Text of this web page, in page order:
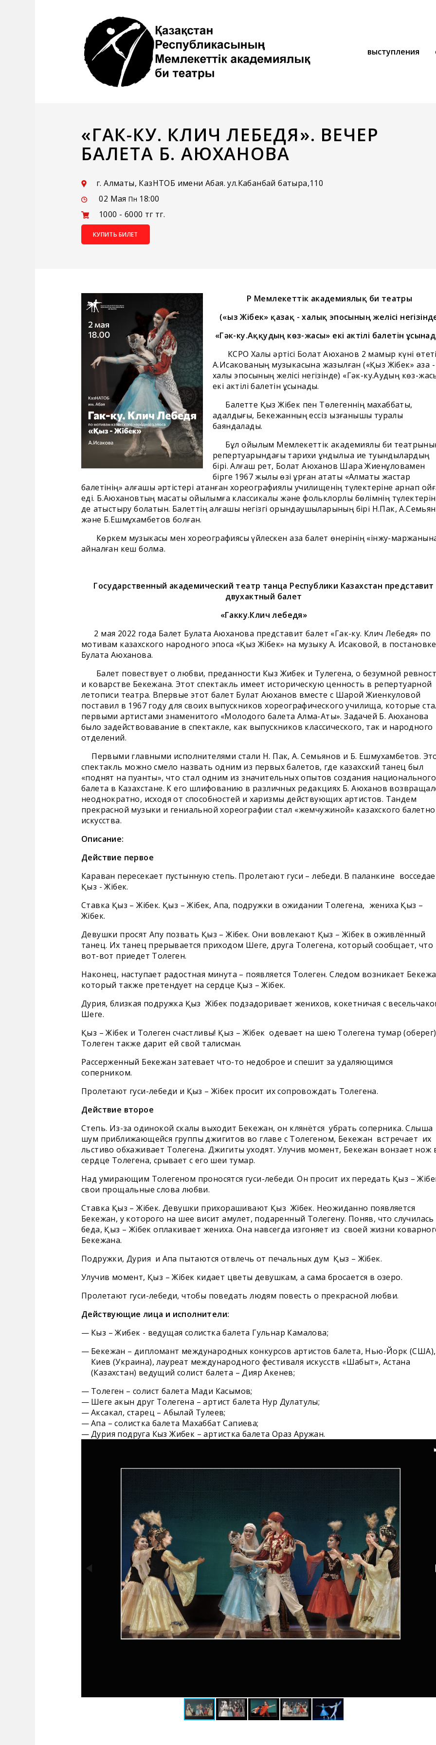
выступления
«ГАК-КУ. КЛИЧ ЛЕБЕДЯ». ВЕЧЕР
БАЛЕТА Б. АЮХАНОВА
г. Алматы, КазНТОБ имени Абая. ул.Кабанбай батыра,110
02 Мая Пн 18:00
1000 - 6000 тг тг.
КУПИТЬ БИЛЕТ
ҚР Мемлекеттік академиялық би театры
(«Қыз Жібек» қазақ - халық эпосының желісі
«Гәк-ку.Аққудың көз-жасы» екі актілі балетін
КСРО Халық әртісі Болат Аюханов 2 мамыр күні
А.Исакованың музыкасына жазылған («Қыз Жібек» қазақ -
халық эпосының желісі негізінде) «Гәк-ку.Аққудың көз-
екі актілі балетін ұсынады. ⠀
Балетте Қыз Жібек пен Төлегеннің махаббаты,
адалдығы, Бекежанның ессіз қызғанышы туралы
баяндалады.
Бұл қойылым Мемлекеттік академиялық би
репертуарындағы тарихи құндылыққа ие туындылардың
бірі. Алғаш рет, Болат Аюханов Шара Жиенқұловамен
бірге 1967 жылы өзі құрған атақты «Алматы жастар
балетінің» алғашқы әртістері атанған хореографиялық училищенің түлектеріне арнап
еді. Б.Аюхановтың мақсаты қойылымға классикалық және фольклорлық бөлімнің түлектерін
де қатыстыру болатын. Балеттің алғашқы негізгі орындаушыларының бірі Н.Пак,
және Б.Ешмұхамбетов болған.
Көркем музыкасы мен хореографиясы үйлескен қазақ балет өнерінің «інжу-
айналған кеш болмақ.
Государственный академический театр танца Республики Казахстан представит
двухактный балет
«Гакку.Клич лебедя»
2 мая 2022 года Балет Булата Аюханова представит балет «Гак-ку. Клич Лебедя» по
мотивам казахского народного эпоса «Қыз Жiбек» на музыку А. Исаковой, в постановке
Булата Аюханова.⠀
Балет повествует о любви, преданности Кыз Жибек и Тулегена, о безумной
и коварстве Бекежана. Этот спектакль имеет историческую ценность в репертуарной
летописи театра. Впервые этот балет Булат Аюханов вместе с Шарой Жиенкуловой
поставил в 1967 году для своих выпускников хореографического училища, которые
первыми артистами знаменитого «Молодого балета Алма-Аты». Задачей Б. Аюханова
было задействовавание в спектакле, как выпускников классического, так и народного
отделений.
⠀ Первыми главными исполнителями стали Н. Пак, А. Семьянов и Б. Ешмухамбетов.
спектакль можно смело назвать одним из первых балетов, где казахский танец был
«поднят на пуанты», что стал одним из значительных опытов создания национального
балета в Казахстане. К его шлифованию в различных редакциях Б. Аюханов
неоднократно, исходя от способностей и харизмы действующих артистов. Тандем
прекрасной музыки и гениальной хореографии стал «жемчужиной» казахского
искусства.
Описание:
Действие первое
Караван пересекает пустынную степь. Пролетают гуси – лебеди. В паланкине
Қыз - Жібек.
Ставка Қыз – Жібек. Қыз – Жібек, Апа, подружки в ожидании Толегена, жениха Қыз –
Жібек.
Девушки просят Апу позвать Қыз – Жібек. Они вовлекают Қыз – Жібек в оживлённый
танец. Их танец прерывается приходом Шеге, друга Толегена, который сообщает, что
вот-вот приедет Толеген.
Наконец, наступает радостная минута – появляется Толеген. Следом возникает
который также претендует на сердце Қыз – Жібек.
Дурия, близкая подружка Қыз Жібек подзадоривает женихов, кокетничая с
Шеге.
Қыз – Жібек и Толеген счастливы! Қыз – Жібек одевает на шею Толегена тумар
Толеген также дарит ей свой талисман.
Рассерженный Бекежан затевает что-то недоброе и спешит за удаляющимся
соперником.
Пролетают гуси-лебеди и Қыз – Жібек просит их сопровождать Толегена.
Действие второе
Степь. Из-за одинокой скалы выходит Бекежан, он клянётся убрать соперника. Слыша
шум приближающейся группы джигитов во главе с Толегеном, Бекежан встречает их
льстиво обхаживает Толегена. Джигиты уходят. Улучив момент, Бекежан вонзает нож
сердце Толегена, срывает с его шеи тумар.
Над умирающим Толегеном проносятся гуси-лебеди. Он просит их передать Қыз –
свои прощальные слова любви.
Ставка Қыз – Жібек. Девушки прихорашивают Қыз Жібек. Неожиданно появляется
Бекежан, у которого на шее висит амулет, подаренный Толегену. Поняв, что случилась
беда, Қыз – Жібек оплакивает жениха. Она навсегда изгоняет из своей жизни
Бекежана.
Подружки, Дурия и Апа пытаются отвлечь от печальных дум Қыз – Жібек.
Улучив момент, Қыз – Жібек кидает цветы девушкам, а сама бросается в озеро.
Пролетают гуси-лебеди, чтобы поведать людям повесть о прекрасной любви.
Действующие лица и исполнители:
Кыз – Жибек - ведущая солистка балета Гульнар Камалова;
Бекежан – дипломант международных конкурсов артистов балета, Нью-Йорк (США),
Киев (Украина), лауреат международного фестиваля искусств «Шабыт», Астана
(Казахстан) ведущий солист балета – Дияр Акенев;
Толеген – солист балета Мади Касымов;
Шеге акын друг Толегена – артист балета Нур Дулатулы;
Аксакал, старец – Абылай Тулеев;
Апа – солистка балета Махаббат Сапиева;
Дурия подруга Кыз Жибек – артистка балета Ораз Аружан.